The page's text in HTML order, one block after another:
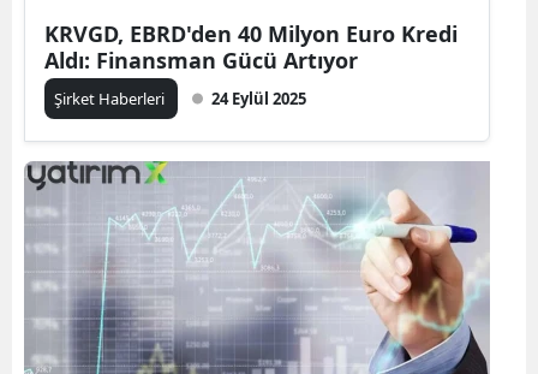
KRVGD, EBRD'den 40 Milyon Euro Kredi
Aldı: Finansman Gücü Artıyor
Şirket Haberleri 24 Eylül 2025